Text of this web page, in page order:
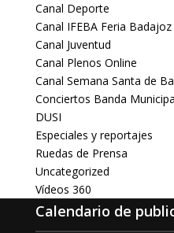
Canal Deporte
Canal IFEBA Feria Badajoz
Canal Juventud
Canal Plenos Online
Canal Semana Santa de
Conciertos Banda
DUSI
Especiales y reportajes
Ruedas de Prensa
Uncategorized
Vídeos 360
Calendario de